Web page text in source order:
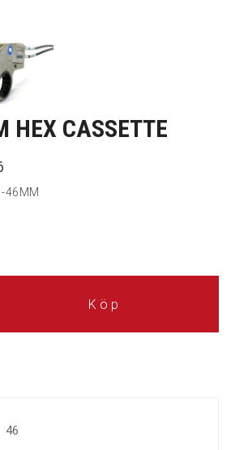
HEX CASSETTE
46MM
Köp
46